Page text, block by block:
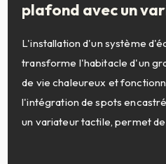
plafond avec un
L'installation d'un système
transforme l'habitacle d'un
de vie chaleureux et
l'intégration de spots
un variateur tactile, permet de